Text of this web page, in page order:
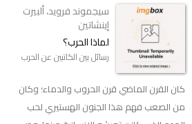
سيجموند فرويد، ألبيرت
إينشاتين
لماذا الحرب؟
رسائل بين الكاتبين عن الحرب
كان القرن الماضي قرن الحروب والدماء؛ وكان
من الصعب فهم هذا الجنون الهستيري لحب